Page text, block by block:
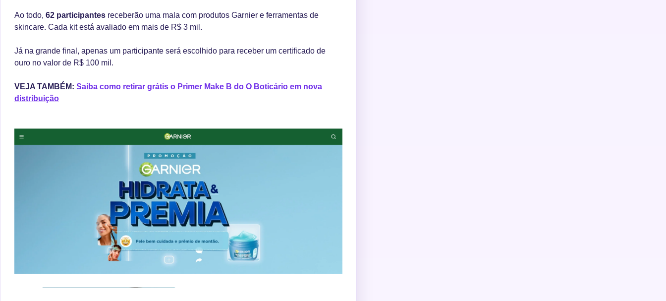
Ao todo, 62 participantes receberão uma mala com produtos Garnier e ferramentas de
skincare. Cada kit está avaliado em mais de R$ 3 mil.
Já na grande final, apenas um participante será escolhido para receber um certificado de
ouro no valor de R$ 100 mil.
VEJA TAMBÉM: Saiba como retirar grátis o Primer Make B do O Boticário em nova
distribuição